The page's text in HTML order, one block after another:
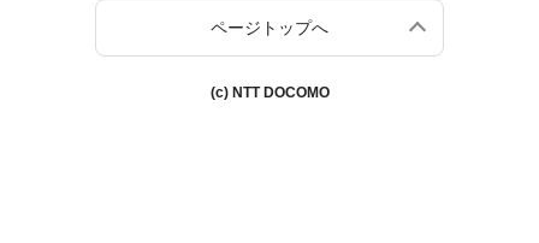
ページトップへ
(c) NTT DOCOMO